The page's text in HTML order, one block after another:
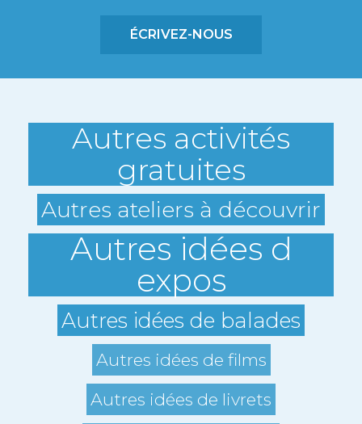
ÉCRIVEZ-NOUS
Autres activités
gratuites
Autres ateliers à découvrir
Autres idées d
expos
Autres idées de balades
Autres idées de films
Autres idées de livrets